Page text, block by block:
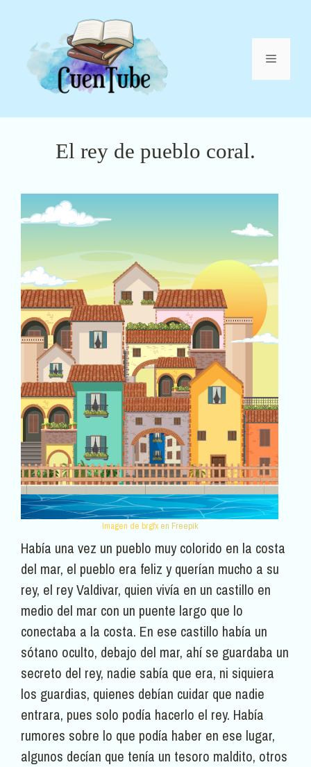
contenido
Menú
El rey de pueblo coral.
Imagen de brgfx en Freepik
Había una vez un pueblo muy colorido en la costa
del mar, el pueblo era feliz y querían mucho a su
rey, el rey Valdivar, quien vivía en un castillo en
medio del mar con un puente largo que lo
conectaba a la costa. En ese castillo había un
sótano oculto, debajo del mar, ahí se guardaba un
secreto del rey, nadie sabía que era, ni siquiera
los guardias, quienes debían cuidar que nadie
entrara, pues solo podía hacerlo el rey. Había
rumores sobre lo que podía haber en ese lugar,
algunos decían que tenía un tesoro maldito, otros